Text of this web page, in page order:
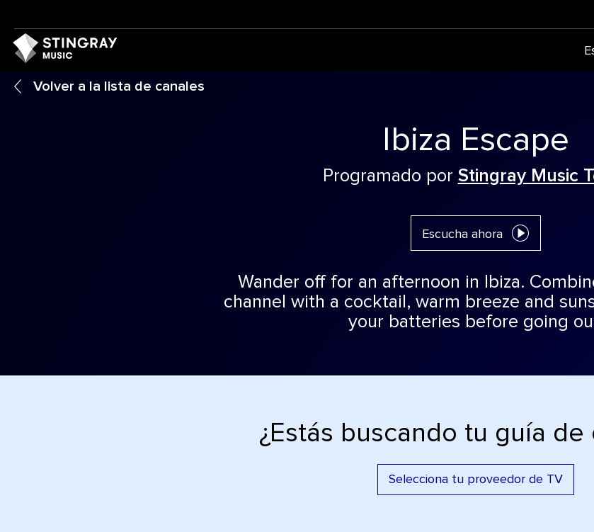
Volver a la lista de canales
Ibiza Escape
Programado por Stingray Music
Escucha ahora
Wander off for an afternoon in Ibiza.
channel with a cocktail, warm breeze and
your batteries before going
¿Estás buscando tu guía de
Selecciona tu proveedor de TV